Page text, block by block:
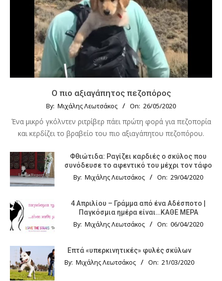
Ο πιο αξιαγάπητος πεζοπόρος
By: Μιχάλης Λεωτσάκος On: 26/05/2020
Ένα μικρό γκόλντεν ριτρίβερ πάει πρώτη φορά για πεζοπορία
και κερδίζει το βραβείο του πιο αξιαγάπητου πεζοπόρου.
Φθιώτιδα: Ραγίζει καρδιές ο σκύλος που
συνόδευσε το αφεντικό του μέχρι τον τάφο
By: Μιχάλης Λεωτσάκος On: 29/04/2020
4 Απριλίου – Γράμμα από ένα Αδέσποτο |
Παγκόσμια ημέρα είναι…ΚΑΘΕ ΜΕΡΑ
By: Μιχάλης Λεωτσάκος On: 06/04/2020
Επτά «υπερκινητικές» φυλές σκύλων
By: Μιχάλης Λεωτσάκος On: 21/03/2020